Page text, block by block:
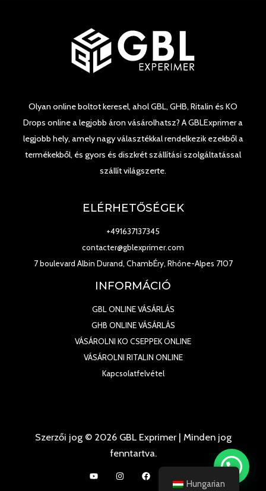
Olyan online boltot keresel, ahol GBL, GHB, Ritalin és KO
Drops online a legjobb áron vásárolhatsz? A GBLExprimer a
legjobb hely, amely nagy választékkal rendelkezik ezekből a
termékekből, és gyors és diszkrét szállítási szolgáltatással
szállít világszerte.
ELÉRHETŐSÉGEK
+491637137345
contacter@gblexprimer.com
7 boulevard Albin Durand, ChambÉry, Rhône-Alpes 7107
INFORMÁCIÓ
GBL ONLINE VÁSÁRLÁS
GHB ONLINE VÁSÁRLÁS
VÁSÁROLNI KO CSEPPEK ONLINE
VÁSÁROLNI RITALIN ONLINE
Kapcsolatfelvétel
Szerzői jog © 2026 GBL Exprimer | Minden jog
fenntartva.
Hungarian